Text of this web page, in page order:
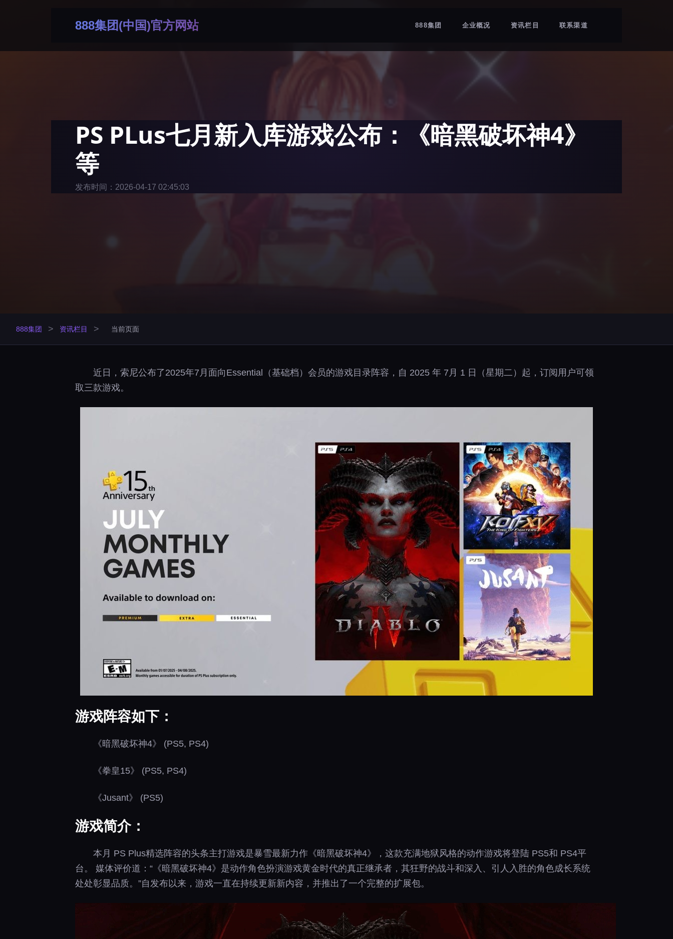
888集团(中国)官方网站 888集团 企业概况 资讯栏目 联系渠道
PS PLus七月新入库游戏公布：《暗黑破坏神4》
等
发布时间：2026-04-17 02:45:03
888集团 > 资讯栏目 > 当前页面
近日，索尼公布了2025年7月面向Essential（基础档）会员的游戏目录阵容，自 2025 年 7月 1 日（星期二）起，订阅用户可领
取三款游戏。
游戏阵容如下：
《暗黑破坏神4》 (PS5, PS4)
《拳皇15》 (PS5, PS4)
《Jusant》 (PS5)
游戏简介：
本月 PS Plus精选阵容的头条主打游戏是暴雪最新力作《暗黑破坏神4》，这款充满地狱风格的动作游戏将登陆 PS5和 PS4平
台。 媒体评价道：“《暗黑破坏神4》是动作角色扮演游戏黄金时代的真正继承者，其狂野的战斗和深入、引人入胜的角色成长系统
处处彰显品质。”自发布以来，游戏一直在持续更新新内容，并推出了一个完整的扩展包。